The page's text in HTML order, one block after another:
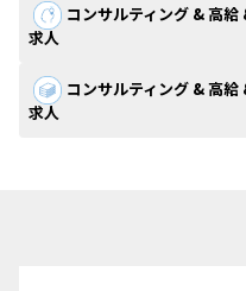
コンサルティング & 高
求人
コンサルティング & 高
求人